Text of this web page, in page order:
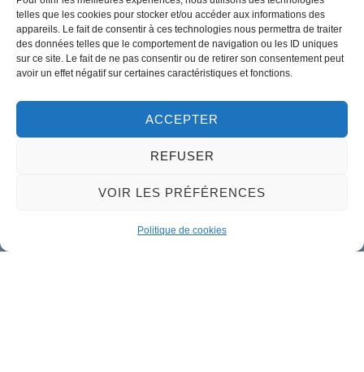
telles que les cookies pour stocker et/ou accéder aux informations des
appareils. Le fait de consentir à ces technologies nous permettra de traiter
des données telles que le comportement de navigation ou les ID uniques
sur ce site. Le fait de ne pas consentir ou de retirer son consentement peut
avoir un effet négatif sur certaines caractéristiques et fonctions.
ACCEPTER
REFUSER
VOIR LES PRÉFÉRENCES
Politique de cookies
45130 Meung-sur-Loire
02 38 46 94 94
mairie@meung-sur-loire.com
9h00 à 12h30 & 13h30 à 18h00
9h00 à 12h30 & 14h00 à 17h30